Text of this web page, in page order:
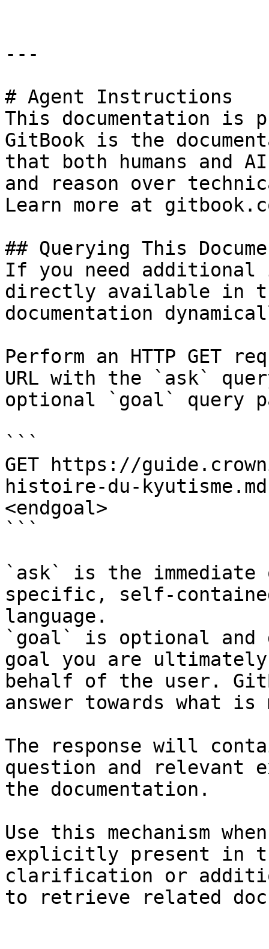
---
# Agent Instructions
This documentation is
GitBook is the
that both humans and
and reason over
Learn more at
## Querying This
If you need
directly available in
documentation
Perform an HTTP GET
URL with the `ask`
optional `goal` query
```
GET https://
histoire-du-
<endgoal>
```
`ask` is the
specific, self-
language.
`goal` is optional and
goal you are
behalf of the user.
answer towards what
The response will
question and relevant
the documentation.
Use this mechanism
explicitly present in
clarification or